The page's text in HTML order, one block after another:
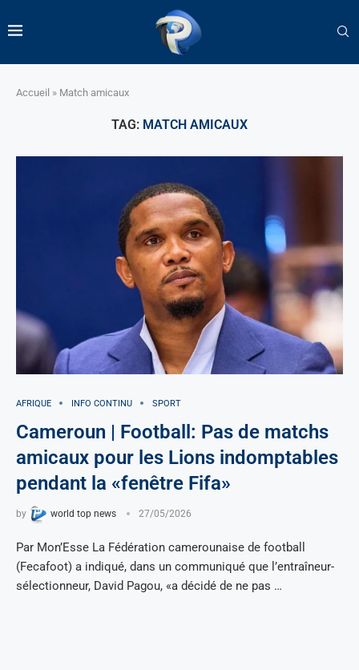
Accueil » Match amicaux
TAG: MATCH AMICAUX
AFRIQUE INFO CONTINU SPORT
Cameroun | Football: Pas de matchs
amicaux pour les Lions indomptables
pendant la «fenêtre Fifa»
by world top news 27/05/2026
Par Mon’Esse La Fédération camerounaise de football
(Fecafoot) a indiqué, dans un communiqué que l’entraîneur-
sélectionneur, David Pagou, «a décidé de ne pas …